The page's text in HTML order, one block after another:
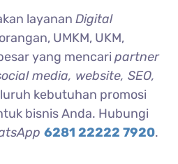
layananDigital
UMKM, UKM,
yang mencaripartner
media, website, SEO,
kebutuhan promosi
bisnis Anda. Hubungi
6281 22222 7920.